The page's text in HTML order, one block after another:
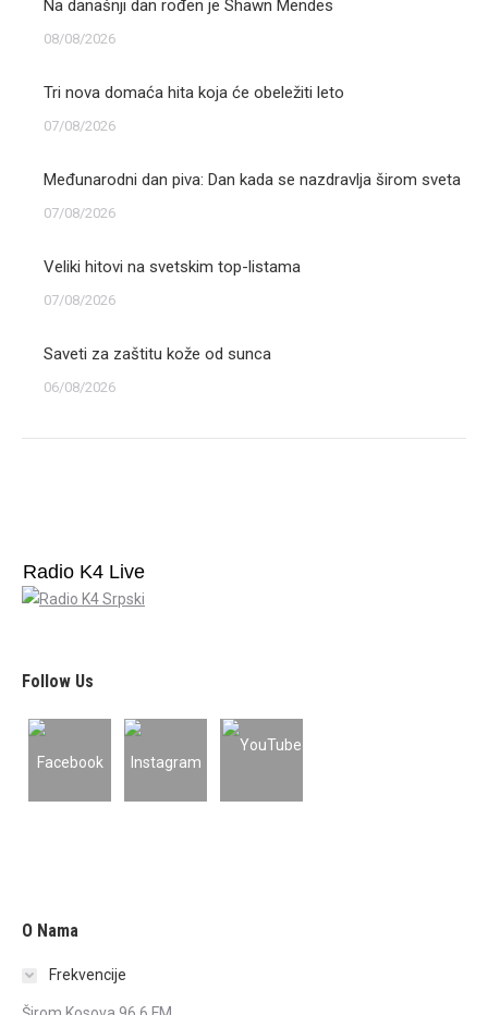
Na današnji dan rođen je Shawn Mendes
08/08/2026
Tri nova domaća hita koja će obeležiti leto
07/08/2026
Međunarodni dan piva: Dan kada se nazdravlja širom sveta
07/08/2026
Veliki hitovi na svetskim top-listama
07/08/2026
Saveti za zaštitu kože od sunca
06/08/2026
Radio K4 Live
Follow Us
O Nama
Frekvencije